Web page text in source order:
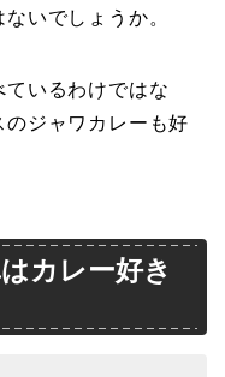
ないでしょうか。
いるわけではな
のジャワカレーも好
カレー好き